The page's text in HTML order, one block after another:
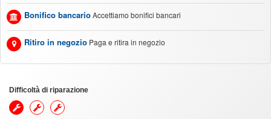
Bonifico bancarioAccettiamo bonifici bancari
Ritiro in negozio Paga e ritira in negozio
Difficoltà di riparazione